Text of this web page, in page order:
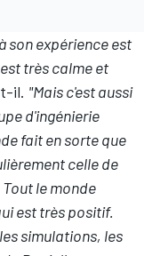
son expérience est
très calme et
il. "Mais c'est aussi
d'ingénierie
fait en sorte que
celle de
le monde
est très positif.
simulations, les